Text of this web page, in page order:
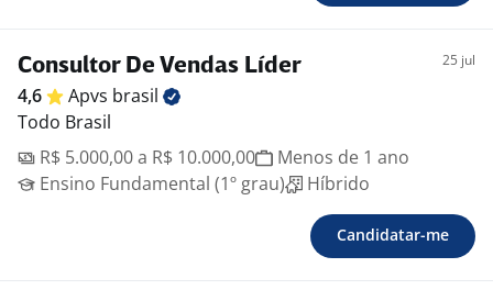
Consultor De Vendas Líder 25 jul
4,6 Apvs brasil
Todo Brasil
R$ 5.000,00 a R$ 10.000,00
Menos de 1 ano
Ensino Fundamental (1º grau)
Híbrido
Candidatar-me